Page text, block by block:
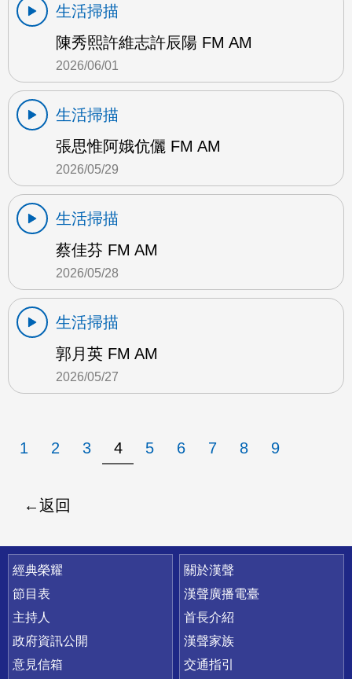
生活掃描
陳秀熙許維志許辰陽 FM AM
2026/06/01
生活掃描
張思惟阿娥伉儷 FM AM
2026/05/29
生活掃描
蔡佳芬 FM AM
2026/05/28
生活掃描
郭月英 FM AM
2026/05/27
1 2 3 4 5 6 7 8 9
返回
快速連結
經典榮耀
節目表
主持人
政府資訊公開
意見信箱
關於漢聲
漢聲廣播電臺
首長介紹
漢聲家族
交通指引